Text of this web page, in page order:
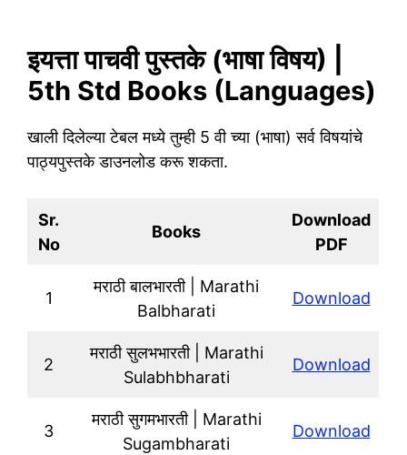
इयत्ता पाचवी पुस्तके (भाषा विषय) |
5th Std Books (Languages)
खाली दिलेल्या टेबल मध्ये तुम्ही 5 वी च्या (भाषा) सर्व विषयांचे
पाठ्यपुस्तके डाउनलोड करू शकता.
Sr.
No
Books
Download
PDF
1
मराठी बालभारती | Marathi
Balbharati
Download
2
मराठी सुलभभारती | Marathi
Sulabhbharati
Download
3
मराठी सुगमभारती | Marathi
Sugambharati
Download